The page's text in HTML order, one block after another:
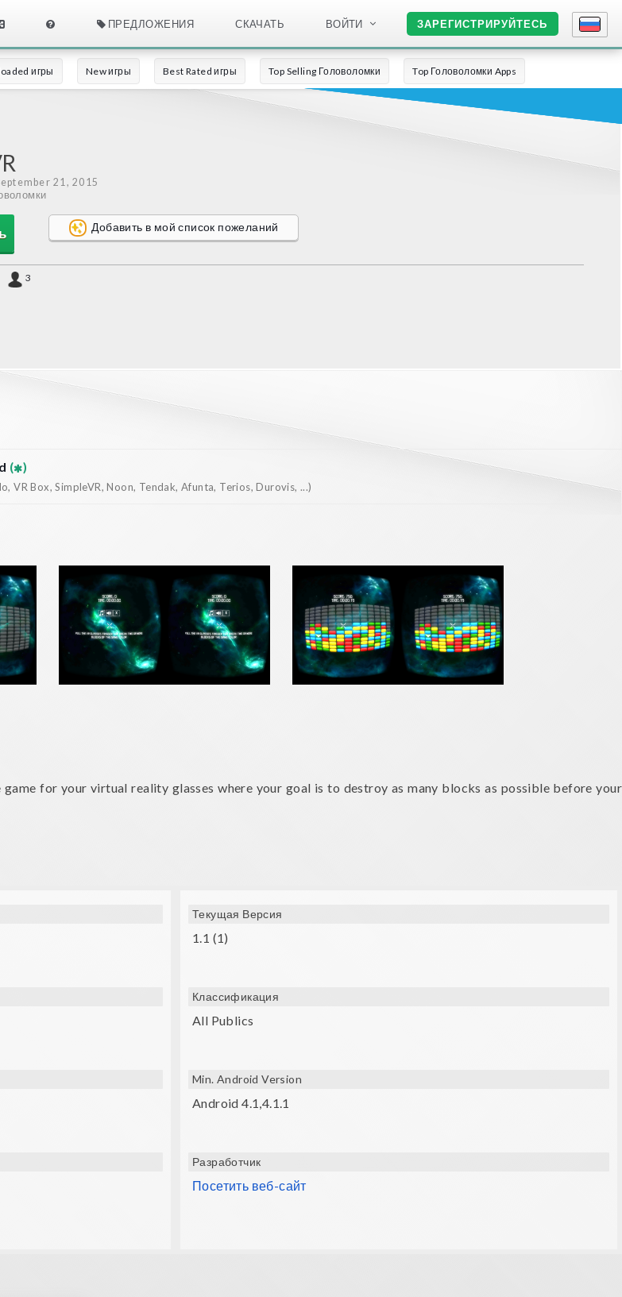
ПРЕДЛОЖЕНИЯ СКАЧАТЬ ВОЙТИ ЗАРЕГИСТРИРУЙТЕСЬ
игры New игры Best Rated игры Top Selling Головоломки Top Головоломки Apps
21, 2015
Добавить в мой список пожеланий
3
( )
VR Box, SimpleVR, Noon, Tendak, Afunta, Terios, Durovis, ...)
for your virtual reality glasses where your goal is to destroy as many blocks as possible before your
Текущая Версия
1.1 (1)
Классификация
All Publics
Min. Android Version
Android 4.1,4.1.1
Разработчик
Посетить веб-сайт